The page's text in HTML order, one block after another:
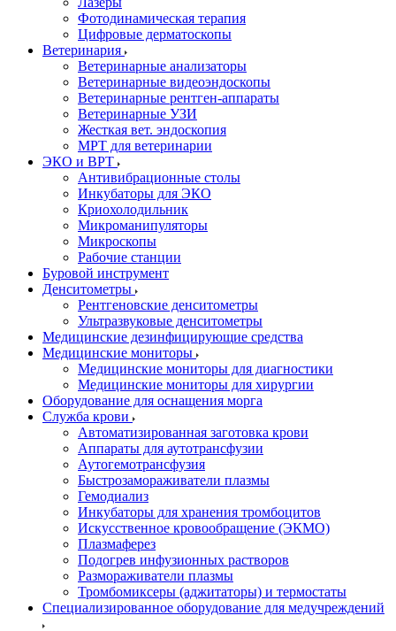
Фотодинамическая терапия
Цифровые дерматоскопы
Ветеринария
Ветеринарные анализаторы
Ветеринарные видеоэндоскопы
Ветеринарные рентген-аппараты
Ветеринарные УЗИ
Жесткая вет. эндоскопия
МРТ для ветеринарии
ЭКО и ВРТ
Антивибрационные столы
Инкубаторы для ЭКО
Криохолодильник
Микроманипуляторы
Микроскопы
Рабочие станции
Буровой инструмент
Денситометры
Рентгеновские денситометры
Ультразвуковые денситометры
Медицинские дезинфицирующие средства
Медицинские мониторы
Медицинские мониторы для диагностики
Медицинские мониторы для хирургии
Оборудование для оснащения морга
Служба крови
Автоматизированная заготовка крови
Аппараты для аутотрансфузии
Аутогемотрансфузия
Быстрозамораживатели плазмы
Гемодиализ
Инкубаторы для хранения тромбоцитов
Искусственное кровообращение (ЭКМО)
Плазмаферез
Подогрев инфузионных растворов
Размораживатели плазмы
Тромбомиксеры (аджитаторы) и термостаты
Специализированное оборудование для медучреждений